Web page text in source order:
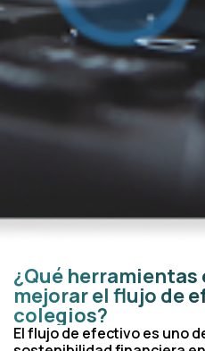
¿Qué herramientas
mejorar el flujo de
colegios?
El flujo de efectivo es uno